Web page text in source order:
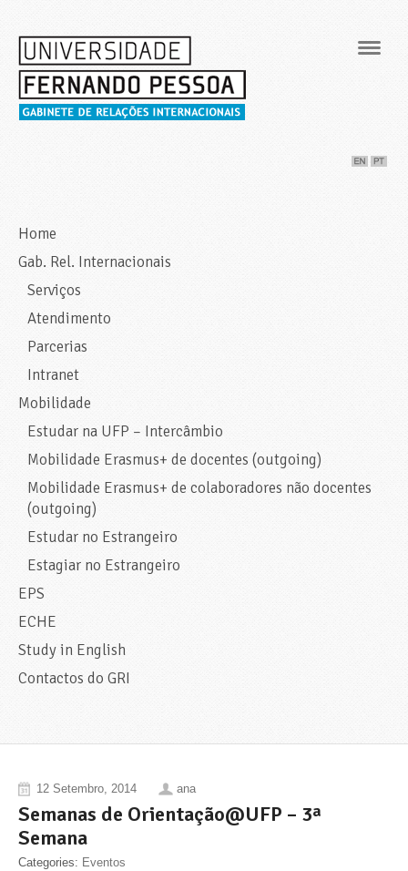
Home
Gab. Rel. Internacionais
Serviços
Atendimento
Parcerias
Intranet
Mobilidade
Estudar na UFP – Intercâmbio
Mobilidade Erasmus+ de docentes (outgoing)
Mobilidade Erasmus+ de colaboradores não docentes
(outgoing)
Estudar no Estrangeiro
Estagiar no Estrangeiro
EPS
ECHE
Study in English
Contactos do GRI
12 Setembro, 2014 ana
Semanas de Orientação@UFP – 3ª
Semana
Categories: Eventos